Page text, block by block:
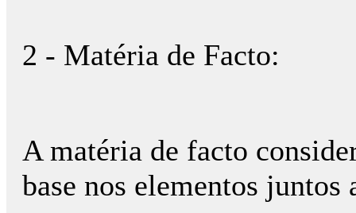
2 - Matéria de Facto:
A matéria de facto
base nos elementos juntos